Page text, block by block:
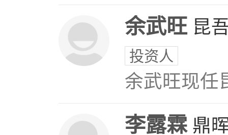
余武旺 昆
投资人
余武旺现任
李露霖 鼎